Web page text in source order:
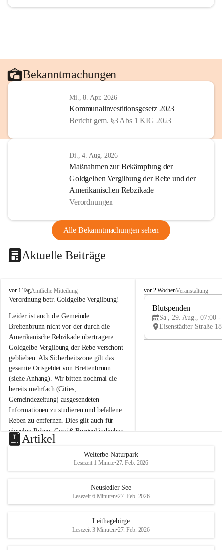
Bekanntmachungen
Mi., 8. Apr. 2026
Kommunalinvestitionsgesetz 2023
Bericht gem. §3 Abs 1 KIG 2023
Di., 4. Aug. 2026
Maßnahmen zur Bekämpfung der
Goldgelben Vergilbung der Rebe und der
Amerikanischen Rebzikade
Verordnungen
Alle Bekanntmachungen sehen
Aktuelle Beiträge
B
r
i
t
e
n
b
r
u
n
n
a
m
N
e
u
s
d
S
vor 1 TagAmtliche Mitteilung
Verordnung betr. Goldgelbe Vergilbung!
Leider ist auch die Gemeinde
Breitenbrunn nicht vor der durch die
Amerikanische Rebzikade übertragene
Goldgelbe Vergilbung der Rebe verschont
geblieben. Als Sicherheitszone gilt das
gesamte Ortsgebiet von Breitenbrunn
(siehe Anhang). Wir bitten nochmal die
bereits mehrfach (Cities,
Gemeindezeitung) ausgesendeten
Informationen zu studieren und befallene
Reben zu entfernen. Dies gilt auch für
einzelne Reben. Gemäß Burgenländischen
Weinbaugesetz sind nicht gepflegte oder
unzulässige Weingärten zu roden! Bitte
helfen wir zusammen um unsere Winzer
vor den prognostizierten Ernteausfällen
und den daraus folgenden wirtschaftlichen
Maßnahmen zur Bekämpfung
B
e
u
e
d
r
S
vor 2 WochenVeranstaltung
Blutspenden
Sa., 29. Aug., 07:00 -
Artikel
Welterbe-Naturpark
Lesezeit 1 Minute•27. Feb. 2026
Neusiedler See
Lesezeit 6 Minuten•27. Feb. 2026
Leithagebirge
Lesezeit 3 Minuten•27. Feb. 2026